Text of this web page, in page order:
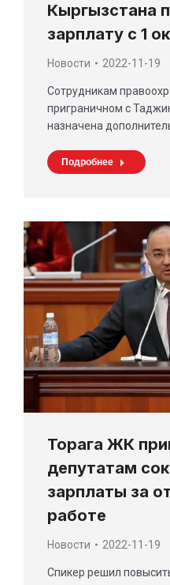
Кыргызстана
зарплату с 1
Новости 2022-11-19
Сотрудникам
приграничном с
назначена
Подробнее
Торага ЖК
депутатам
зарплаты за
работе
Новости 2022-11-19
Спикер решил